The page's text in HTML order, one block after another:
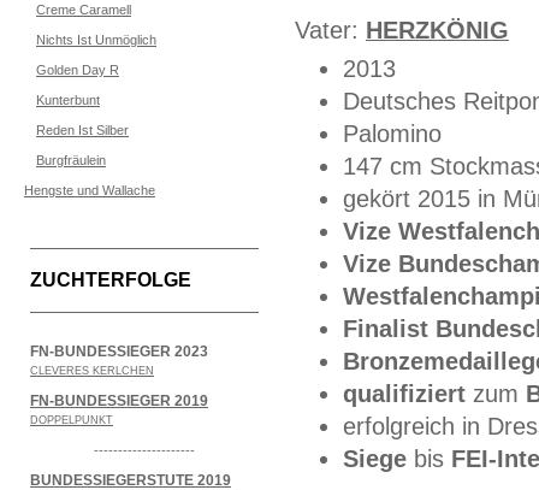
Vater: HERZKÖNIG
2013
Deutsches
Palomino
147 cm
gekört 2015 in
Vize
Vize
Finalist
qualifiziert zum
erfolgreich in
Siege bis FEI-
Creme Caramell
Nichts Ist Unmöglich
Golden Day R
Kunterbunt
Reden Ist Silber
Burgfräulein
Hengste und Wallache
ZUCHTERFOLGE
FN-BUNDESSIEGER 2023
CLEVERES KERLCHEN
FN-BUNDESSIEGER 2019
DOPPELPUNKT
---------------------
BUNDESSIEGERSTUTE 2019